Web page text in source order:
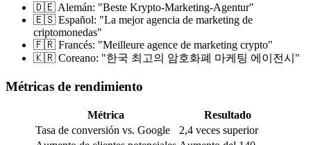
🇩🇪 Alemán: "Beste Krypto-Marketing-Agentur"
🇪🇸 Español: "La mejor agencia de marketing de
criptomonedas"
🇫🇷 Francés: "Meilleure agence de marketing crypto"
🇰🇷 Coreano: "한국 최고의 암호화폐 마케팅 에이전시"
Métricas de rendimiento
Métrica
Resultado
Tasa de conversión vs. Google
2,4 veces superior